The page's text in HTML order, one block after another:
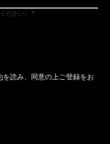
ださい）
を読み、同意の上ご登録をお